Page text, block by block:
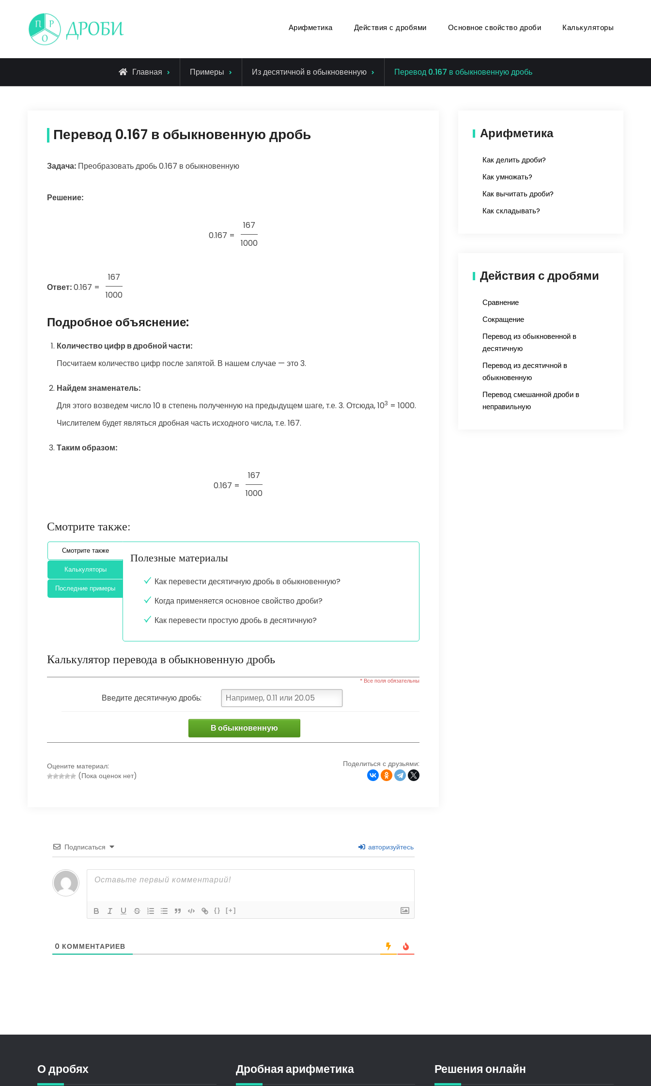
content
Арифметика Действия с дробями Основное свойство дроби Калькуляторы
Главная Примеры Из десятичной в обыкновенную Перевод 0.167 в обыкновенную дробь
Перевод 0.167 в обыкновенную дробь
Задача: Преобразовать дробь 0.167 в обыкновенную
Решение:
0.167 =
167
1000
Ответ:0.167 =
167
1000
Подробное объяснение:
Количество цифр в дробной части:
Посчитаем количество цифр после запятой. В нашем случае — это 3.
Найдем знаменатель:
Для этого возведем число 10 в степень полученную на предыдущем шаге, т.е. 3. Отсюда, 103 = 1000.
Числителем будет являться дробная часть исходного числа, т.е. 167.
Таким образом:
0.167 =
167
1000
Смотрите также:
Смотрите также
Калькуляторы
Последние примеры
Полезные материалы
Как перевести десятичную дробь в обыкновенную?
Когда применяется основное свойство дроби?
Как перевести простую дробь в десятичную?
Калькулятор перевода в обыкновенную дробь
* Все поля обязательны
Введите десятичную дробь:
В обыкновенную
Оцените материал:
(Пока оценок нет)
Поделиться с друзьями:
Подписаться авторизуйтесь
{} [+]
0 КОММЕНТАРИЕВ
Арифметика
Как делить дроби?
Как умножать?
Как вычитать дроби?
Как складывать?
Действия с дробями
Сравнение
Сокращение
Перевод из обыкновенной в
десятичную
Перевод из десятичной в
обыкновенную
Перевод смешанной дроби в
неправильную
О дробях Дробная арифметика Решения онлайн